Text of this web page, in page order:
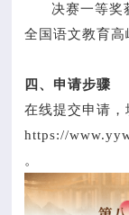
决赛一等奖
全国语文教育高
四、申请步骤
在线提交申请，
https://
。